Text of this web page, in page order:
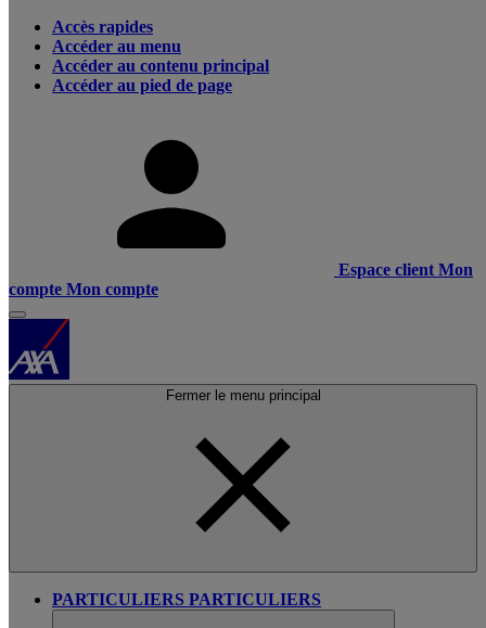
Accès rapides
Accéder au menu
Accéder au contenu principal
Accéder au pied de page
Espace client Mon
compte Mon compte
Fermer le menu principal
PARTICULIERS PARTICULIERS